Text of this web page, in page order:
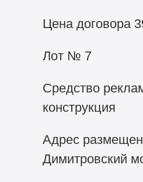
Цена договора
Лот № 7
Средство
конструкция
Адрес
Димитровский